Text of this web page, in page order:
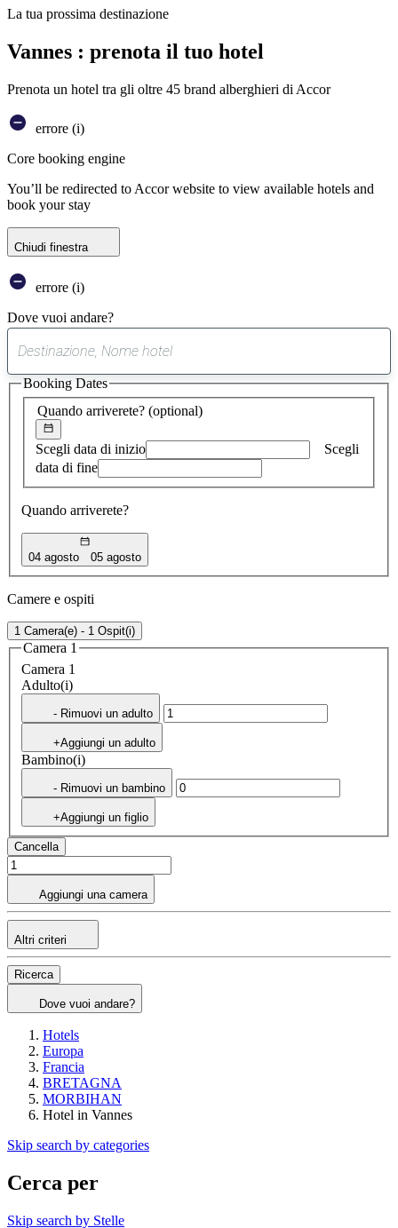
La tua prossima destinazione
Vannes : prenota il tuo hotel
Prenota un hotel tra gli oltre 45 brand alberghieri di Accor
errore (i)
Core booking engine
You’ll be redirected to Accor website to view available hotels and
book your stay
Chiudi finestra
errore (i)
Dove vuoi andare?
suggerimento
trovato
Quando arriverete? (optional)
Scegli data di inizio
Scegli
data di fine
Quando arriverete?
04 agosto 05 agosto
Booking Dates
Camere e ospiti
1 Camera(e) - 1 Ospit(i)
Camera 1
Camera 1
Adulto(i)
- Rimuovi un adulto
+Aggiungi un adulto
Bambino(i)
- Rimuovi un bambino
+Aggiungi un figlio
Cancella
Aggiungi una camera
Altri criteri
Ricerca
Dove vuoi andare?
Hotels
Europa
Francia
BRETAGNA
MORBIHAN
Hotel in Vannes
Skip search by categories
Cerca per
Skip search by Stelle